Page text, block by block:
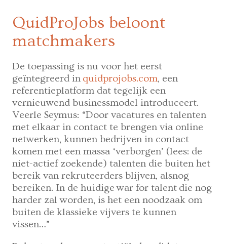
QuidProJobs beloont
matchmakers
De toepassing is nu voor het eerst
geïntegreerd in quidprojobs.com, een
referentieplatform dat tegelijk een
vernieuwend businessmodel introduceert.
Veerle Seymus: “Door vacatures en talenten
met elkaar in contact te brengen via online
netwerken, kunnen bedrijven in contact
komen met een massa ‘verborgen’ (lees: de
niet-actief zoekende) talenten die buiten het
bereik van rekruteerders blijven, alsnog
bereiken. In de huidige war for talent die nog
harder zal worden, is het een noodzaak om
buiten de klassieke vijvers te kunnen
vissen…”